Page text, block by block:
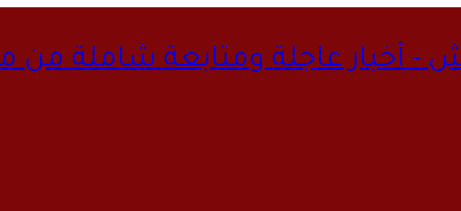
- أخبار عاجلة ومتابعة شاملة